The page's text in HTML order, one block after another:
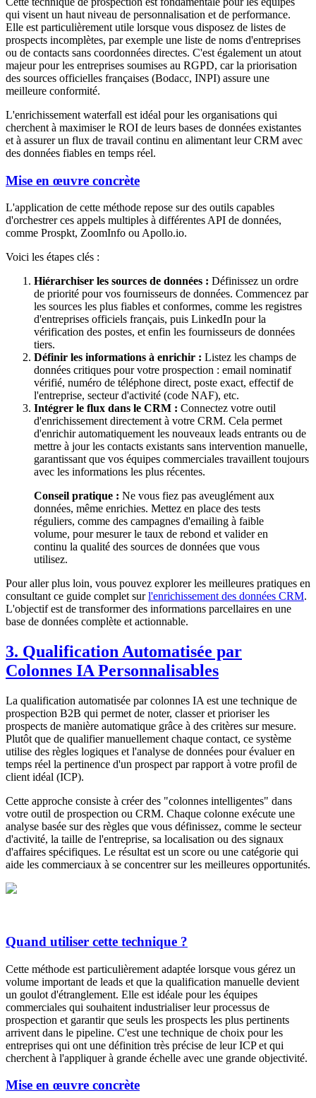
qui visent un haut niveau de personnalisation et de performance.
Elle est particulièrement utile lorsque vous disposez de listes de
prospects incomplètes, par exemple une liste de noms d'entreprises
ou de contacts sans coordonnées directes. C'est également un atout
majeur pour les entreprises soumises au RGPD, car la priorisation
des sources officielles françaises (Bodacc, INPI) assure une
meilleure conformité.
L'enrichissement waterfall est idéal pour les organisations qui
cherchent à maximiser le ROI de leurs bases de données existantes
et à assurer un flux de travail continu en alimentant leur CRM avec
des données fiables en temps réel.
Mise en œuvre concrète
L'application de cette méthode repose sur des outils capables
d'orchestrer ces appels multiples à différentes API de données,
comme Prospkt, ZoomInfo ou Apollo.io.
Voici les étapes clés :
Hiérarchiser les sources de données : Définissez un ordre
de priorité pour vos fournisseurs de données. Commencez par
les sources les plus fiables et conformes, comme les registres
d'entreprises officiels français, puis LinkedIn pour la
vérification des postes, et enfin les fournisseurs de données
tiers.
Définir les informations à enrichir : Listez les champs de
données critiques pour votre prospection : email nominatif
vérifié, numéro de téléphone direct, poste exact, effectif de
l'entreprise, secteur d'activité (code NAF), etc.
Intégrer le flux dans le CRM : Connectez votre outil
d'enrichissement directement à votre CRM. Cela permet
d'enrichir automatiquement les nouveaux leads entrants ou de
mettre à jour les contacts existants sans intervention manuelle,
garantissant que vos équipes commerciales travaillent toujours
avec les informations les plus récentes.
Conseil pratique : Ne vous fiez pas aveuglément aux
données, même enrichies. Mettez en place des tests
réguliers, comme des campagnes d'emailing à faible
volume, pour mesurer le taux de rebond et valider en
continu la qualité des sources de données que vous
utilisez.
Pour aller plus loin, vous pouvez explorer les meilleures pratiques en
consultant ce guide complet surl'enrichissement des données CRM.
L'objectif est de transformer des informations parcellaires en une
base de données complète et actionnable.
3. Qualification Automatisée par
Colonnes IA Personnalisables
La qualification automatisée par colonnes IA est une technique de
prospection B2B qui permet de noter, classer et prioriser les
prospects de manière automatique grâce à des critères sur mesure.
Plutôt que de qualifier manuellement chaque contact, ce système
utilise des règles logiques et l'analyse de données pour évaluer en
temps réel la pertinence d'un prospect par rapport à votre profil de
client idéal (ICP).
Cette approche consiste à créer des "colonnes intelligentes" dans
votre outil de prospection ou CRM. Chaque colonne exécute une
analyse basée sur des règles que vous définissez, comme le secteur
d'activité, la taille de l'entreprise, sa localisation ou des signaux
d'affaires spécifiques. Le résultat est un score ou une catégorie qui
aide les commerciaux à se concentrer sur les meilleures opportunités.
Quand utiliser cette technique ?
Cette méthode est particulièrement adaptée lorsque vous gérez un
volume important de leads et que la qualification manuelle devient
un goulot d'étranglement. Elle est idéale pour les équipes
commerciales qui souhaitent industrialiser leur processus de
prospection et garantir que seuls les prospects les plus pertinents
arrivent dans le pipeline. C'est une technique de choix pour les
entreprises qui ont une définition très précise de leur ICP et qui
cherchent à l'appliquer à grande échelle avec une grande objectivité.
Mise en œuvre concrète